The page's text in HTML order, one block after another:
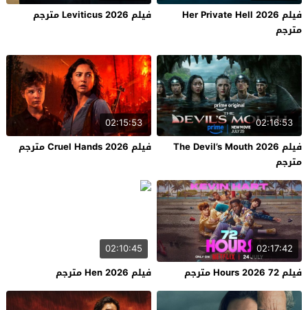
فيلم Her Private Hell 2026
مترجم
فيلم Leviticus 2026 مترجم
02:16:53
فيلم The Devil’s Mouth 2026
مترجم
02:15:53
فيلم Cruel Hands 2026 مترجم
02:17:42
فيلم 72 Hours 2026 مترجم
02:10:45
فيلم Hen 2026 مترجم